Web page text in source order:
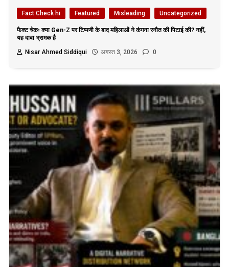
Fact Check hi Featured Misleading Uncategorized
फैक्ट चेकः क्या Gen-Z पर टिप्पणी के बाद महिलाओं ने कंगना रनौत की पिटाई की? नहीं,
यह दावा भ्रामक है
Nisar Ahmed Siddiqui
अगस्त 3, 2026 0